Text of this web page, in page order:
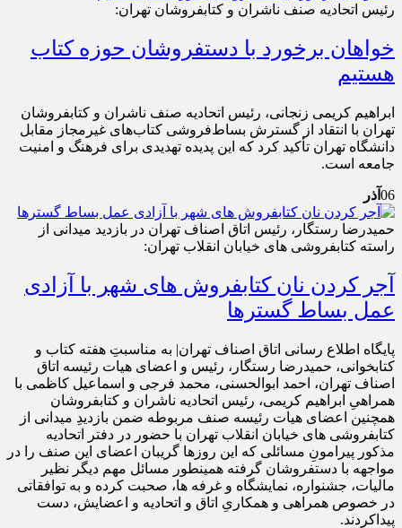
رئیس اتحادیه صنف ناشران و کتابفروشان تهران:
خواهان برخورد با دستفروشان حوزه کتاب
هستیم
ابراهیم کریمی زنجانی، رئیس اتحادیه صنف ناشران و کتابفروشان
تهران با انتقاد از گسترش بساط‌فروشی کتاب‌های غیرمجاز مقابل
دانشگاه تهران تأکید کرد که این پدیده تهدیدی برای فرهنگ و امنیت
جامعه است.
06 آذر
حمیدرضا رستگار، رئیس اتاق اصناف تهران در بازدید میدانی از
راسته کتابفروشی های خیابان انقلاب تهران:
آجر کردن نان کتابفروش های شهر با آزادی
عمل بساط گسترها
پایگاه اطلاع رسانی اتاق اصناف تهران| به مناسبتِ هفته کتاب و
کتابخوانی، حمیدرضا رستگار، رئیس و اعضای هیات رئیسه اتاق
اصناف تهران، احمد ابوالحسنی، محمد فرجی و اسماعیل کاظمی با
همراهیِ ابراهیم کریمی، رئیس اتحادیه ناشران و کتابفروشان
همچنین اعضای هیات رئیسه صنف مربوطه ضمن بازدیدِ میدانی از
کتابفروشی های خیابان انقلاب تهران با حضور در دفتر اتحادیه
مذکور پیرامونِ مسائلی که این روزها گریبان اعضای این صنف را در
مواجهه با دستفروشان گرفته همینطور مسائل مهم دیگر نظیر
مالیات، جشنواره، نمایشگاه و غرفه ها، صحبت کرده و به توافقاتی
در خصوص همراهی و همکاریِ اتاق و اتحادیه و اعضایش، دست
پیداکردند.